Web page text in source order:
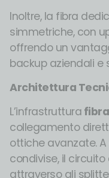
Inoltre, la fibra
simmetriche, con
offrendo un
backup aziendali e
Architettura
L’infrastruttura
collegamento
ottiche avanzate. A
condivise, il
attraverso gli